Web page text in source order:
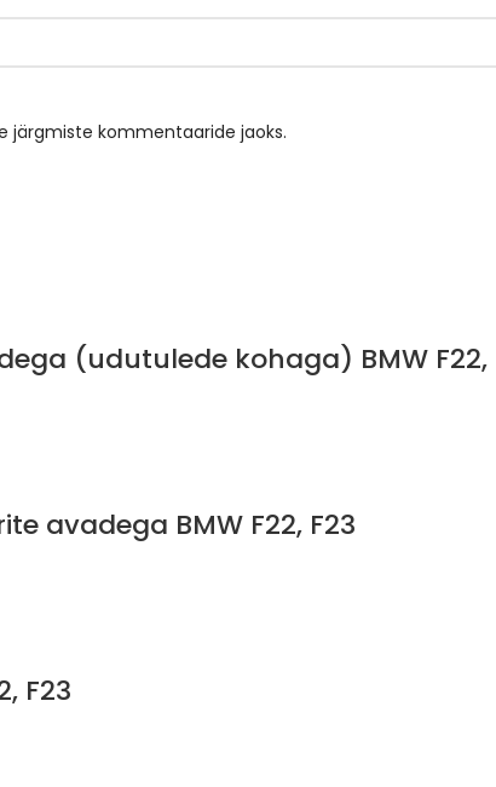
järgmiste kommentaaride jaoks.
(udutulede kohaga) BMW F22,
avadega BMW F22, F23
F23